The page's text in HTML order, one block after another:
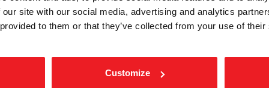
site with our social media, advertising and analytics
to them or that they’ve collected from your use of
Customize
BEDRIFT
ekskl. mva.
PRIVAT
inkl. mva.